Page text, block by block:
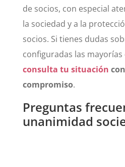
de socios, con especial
la sociedad y a la
socios. Si tienes dudas
configuradas las
consulta tu situación
compromiso.
Preguntas
unanimidad